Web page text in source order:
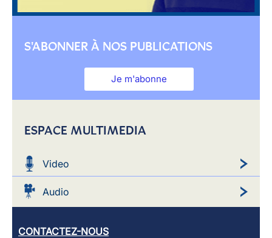
S'ABONNER À NOS PUBLICATIONS
Je m'abonne
ESPACE MULTIMEDIA
Video
Audio
CONTACTEZ-NOUS